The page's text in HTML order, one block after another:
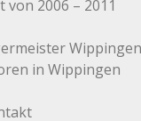
von 2006 – 2011
in Wippingen